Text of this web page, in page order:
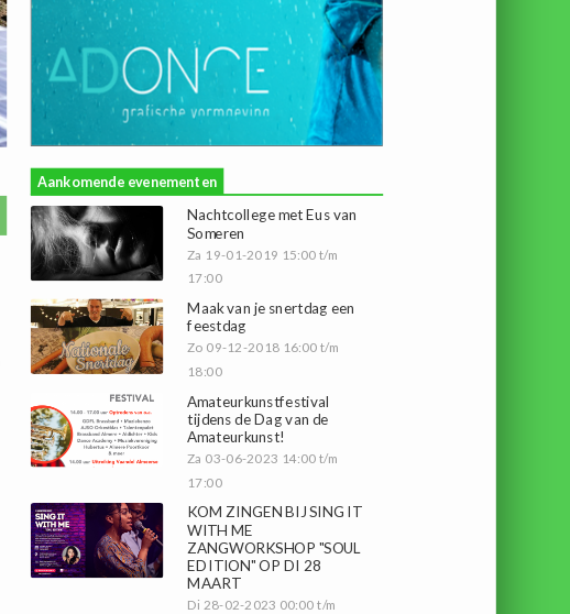
Aankomende evenementen
Nachtcollege met Eus van
Someren
Za 19-01-2019 15:00 t/m
17:00
Maak van je snertdag een
feestdag
Zo 09-12-2018 16:00 t/m
18:00
Amateurkunstfestival
tijdens de Dag van de
Amateurkunst!
Za 03-06-2023 14:00 t/m
17:00
KOM ZINGEN BIJ SING IT
WITH ME
ZANGWORKSHOP "SOUL
EDITION" OP DI 28
MAART
Di 28-02-2023 00:00 t/m